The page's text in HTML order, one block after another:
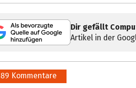
Dir gefällt
Artikel in der
89 Kommentare